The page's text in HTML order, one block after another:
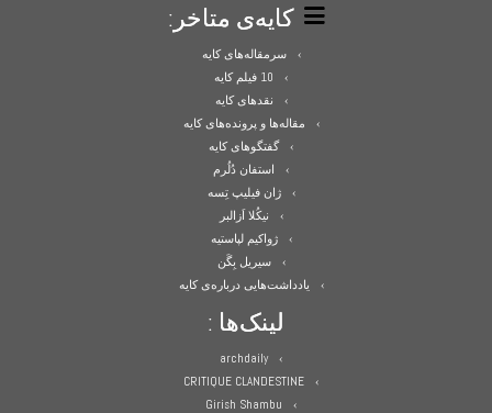
کایه‌ی متاخر:
سرمقاله‌های کایه
10 فیلم کایه
نقدهای کایه
مقاله‌ها و پرونده‌های کایه
گفتگوهای کایه
استفان دُلُرم
ژان فیلیپ تِسه
نیکُلا اَزالبر
ژواکیم لپاستیه
سیریل بِگَن
یادداشت‌هایی درباره‌ی کایه
لینک‌ها :
archdaily
CRITIQUE CLANDESTINE
Girish Shambu